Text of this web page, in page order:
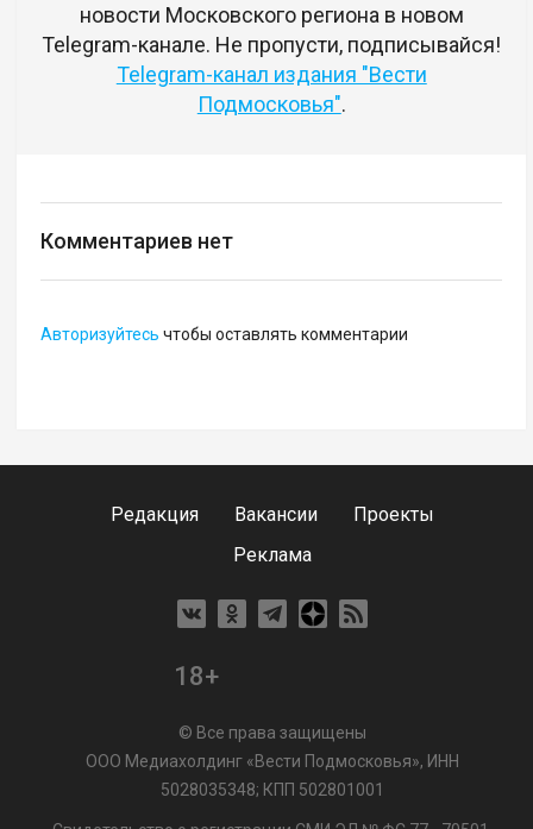
новости Московского региона в новом
Telegram-канале. Не пропусти, подписывайся!
Telegram-канал издания "Вести
Подмосковья".
Комментариев нет
Авторизуйтесь чтобы оставлять комментарии
Редакция Вакансии
Проекты
Реклама
18+
© Все права защищены
ООО Медиахолдинг «Вести Подмосковья», ИНН
5028035348; КПП 502801001